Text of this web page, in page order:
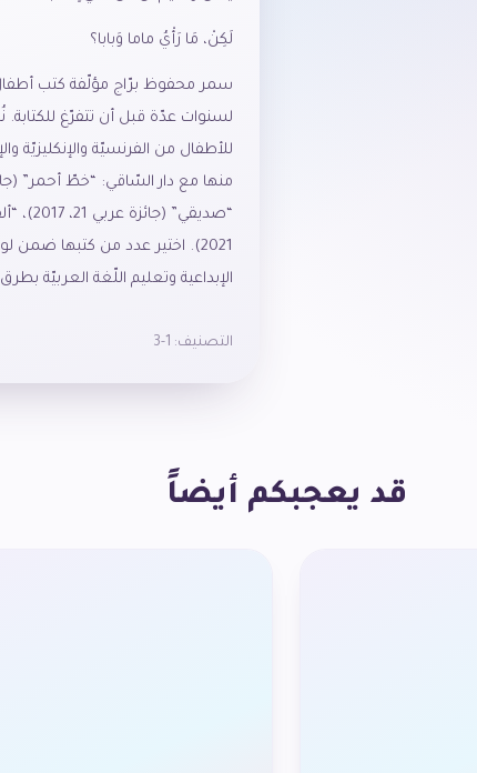
لَكِنْ، مَا رَأْيُ ماما وَبابا؟
سمر محفوظ برّاج مؤلّفة كتب أطفال
لسنوات عدّة قبل أن تتفرّغ للكتابة.
للأطفال من الفرنسيّة والإنكليزيّة
2021). اختير عدد من كتبها ضمن
الإبداعية وتعليم اللّغة العربيّة
التصنيف: 1-3
قد يعجبكم أيضاً